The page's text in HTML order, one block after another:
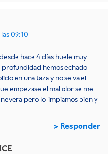
09:10
hace 4 días huele muy
profundidad hemos echado
en una taza y no se va el
empezase el mal olor se me
pero lo limpiamos bien y
Responder